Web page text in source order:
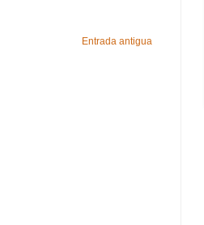
Entrada antigua